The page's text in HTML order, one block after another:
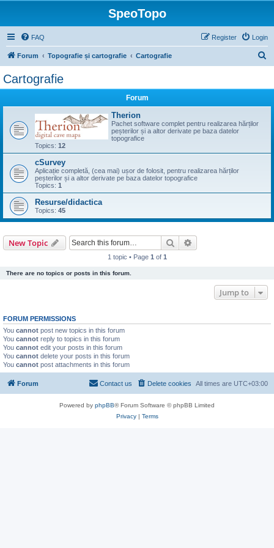
SpeoTopo
FAQ Login
Register
Forum Topografie și cartografie Cartografie
Cartografie
Forum
Therion
Pachet software complet pentru realizarea hărților
peșterilor și a altor derivate pe baza datelor
topografice
Topics: 12
cSurvey
Aplicație completă, (cea mai) ușor de folosit, pentru realizarea hărților
peșterilor și a altor derivate pe baza datelor topografice
Topics: 1
Resurse/didactica
Topics: 45
New Topic Search
1 topic • Page 1 of 1
There are no topics or posts in this forum.
Jump to
FORUM PERMISSIONS
You cannot post new topics in this forum
You cannot reply to topics in this forum
You cannot edit your posts in this forum
You cannot delete your posts in this forum
You cannot post attachments in this forum
Forum All times are UTC+03:00
Delete cookies
Contact us
Powered by phpBB® Forum Software © phpBB Limited
Privacy| Terms